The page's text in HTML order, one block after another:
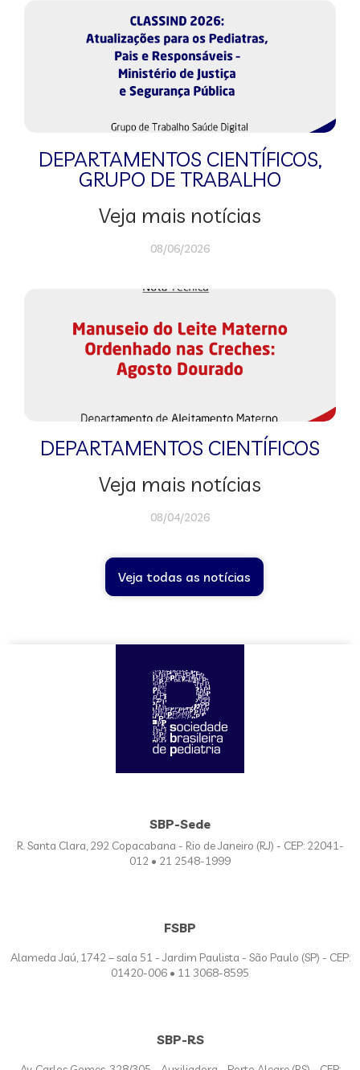
DEPARTAMENTOS CIENTÍFICOS,
GRUPO DE TRABALHO
Veja mais notícias
08/06/2026
DEPARTAMENTOS CIENTÍFICOS
Veja mais notícias
08/04/2026
Veja todas as notícias
SBP-Sede
R. Santa Clara, 292 Copacabana - Rio de Janeiro (RJ) - CEP: 22041-
012 • 21 2548-1999
FSBP
Alameda Jaú, 1742 – sala 51 - Jardim Paulista - São Paulo (SP) - CEP:
01420-006 • 11 3068-8595
SBP-RS